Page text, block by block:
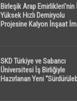
Birleşik Arap Emirlikleri’nin
Yüksek Hızlı Demiryolu
Projesine Kalyon İnşaat
SKD Türkiye ve Sabancı
Üniversitesi İş Birliğiyle
Hazırlanan Yeni